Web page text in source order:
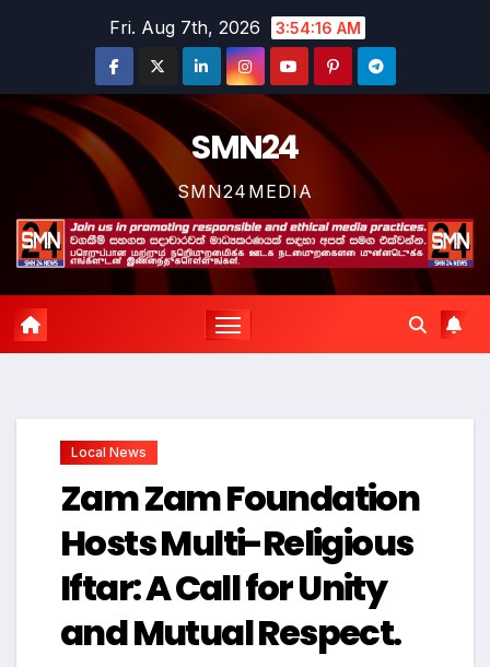
Fri. Aug 7th, 2026 3:54:17 AM
SMN24
SMN24MEDIA
Local News
Zam Zam Foundation
Hosts Multi-Religious
Iftar: A Call for Unity
and Mutual Respect.